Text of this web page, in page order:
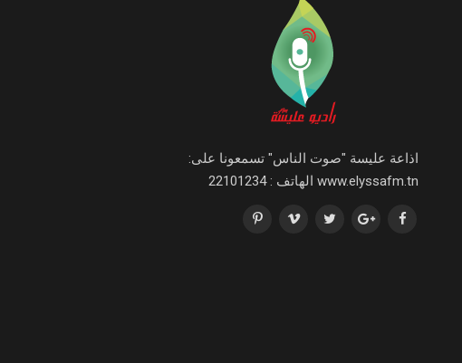
اذاعة عليسة "صوت الناس" تسمعونا على:
www.elyssafm.tn الهاتف : 22101234